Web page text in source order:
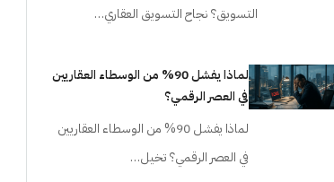
التسويق؟ نجاح التسويق العقاري…
لماذا يفشل 90% من الوسطاء العقاريين
في العصر الرقمي؟
لماذا يفشل 90% من الوسطاء العقاريين
في العصر الرقمي؟ تخيل…